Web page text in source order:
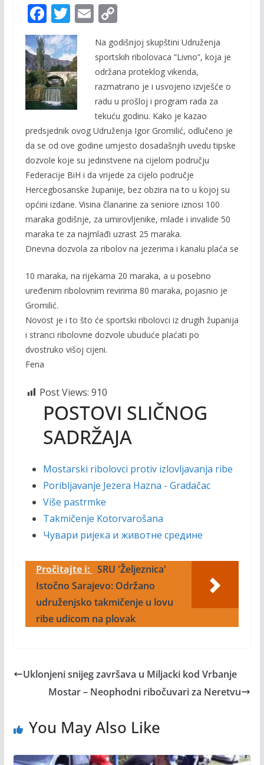
F
ac
e
b
o
o
k
T
w
itt
er
E
ai
l
C
o
p
y
Li
n
k
Na godišnjoj skupštini Udruženja
sportskih ribolovaca “Livno”, koja je
održana proteklog vikenda,
razmatrano je i usvojeno izvješće o
radu u prošloj i program rada za
tekuću godinu. Kako je kazao
predsjednik ovog Udruženja Igor Gromilić, odlučeno je
da se od ove godine umjesto dosadašnjih uvedu tipske
dozvole koje su jedinstvene na cijelom području
Federacije BiH i da vrijede za cijelo područje
Hercegbosanske županije, bez obzira na to u kojoj su
općini izdane. Visina članarine za seniore iznosi 100
maraka godišnje, za umirovljenike, mlade i invalide 50
maraka te za najmlađi uzrast 25 maraka.
Dnevna dozvola za ribolov na jezerima i kanalu plaća se
10 maraka, na rijekama 20 maraka, a u posebno
uređenim ribolovnim revirima 80 maraka, pojasnio je
Gromilić.
Novost je i to što će sportski ribolovci iz drugih županija
i stranci ribolovne dozvole ubuduće plaćati po
dvostruko višoj cijeni.
Fena
Post Views: 910
POSTOVI SLIČNOG
SADRŽAJA
Mostarski ribolovci protiv izlovljavanja ribe
Poribljavanje Jezera Hazna - Gradačac
Više pastrmke
Takmičenje Kotorvarošana
Чувари ријека и животне средине
Pročitajte i: SRU 'Željeznica'
Istočno Sarajevo: Održano
udruženjsko takmičenje u lovu
ribe udicom na plovak
Uklonjeni snijeg završava u Miljacki kod Vrbanje
Mostar – Neophodni ribočuvari za Neretvu
You May Also Like